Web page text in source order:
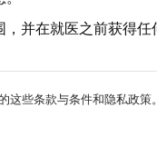
并在就医之前获得
这些条款与条件和隐私政策。